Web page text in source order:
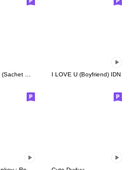
I LOVE U (Boyfriend) IDN